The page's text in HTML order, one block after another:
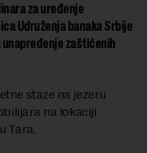
za uređenje
Udruženja banaka Srbije
zaštićenih
staze na jezeru
na lokaciji
Tara.